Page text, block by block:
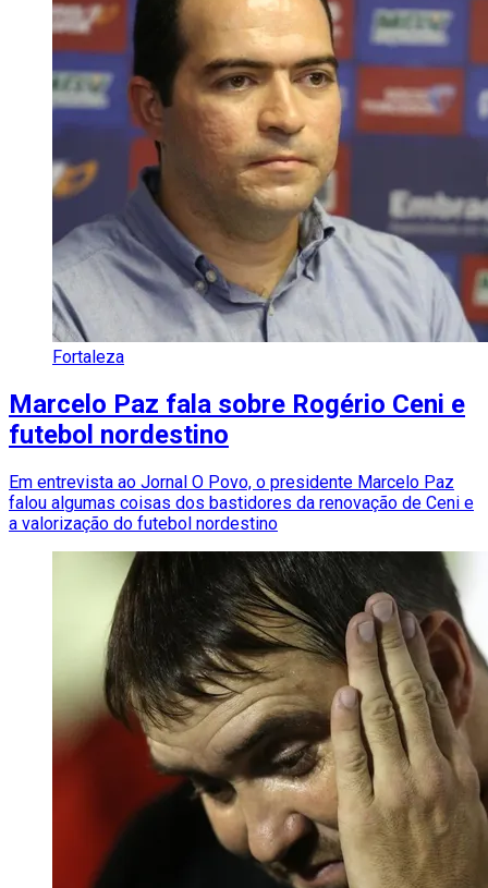
Fortaleza
Marcelo Paz fala sobre Rogério Ceni e
futebol nordestino
Em entrevista ao Jornal O Povo, o presidente Marcelo Paz
falou algumas coisas dos bastidores da renovação de Ceni e
a valorização do futebol nordestino